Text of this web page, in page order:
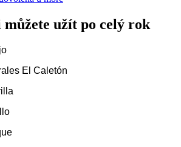
můžete užít po celý rok
El Caletón